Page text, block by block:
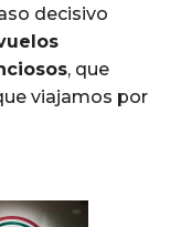
decisivo
, que
viajamos por